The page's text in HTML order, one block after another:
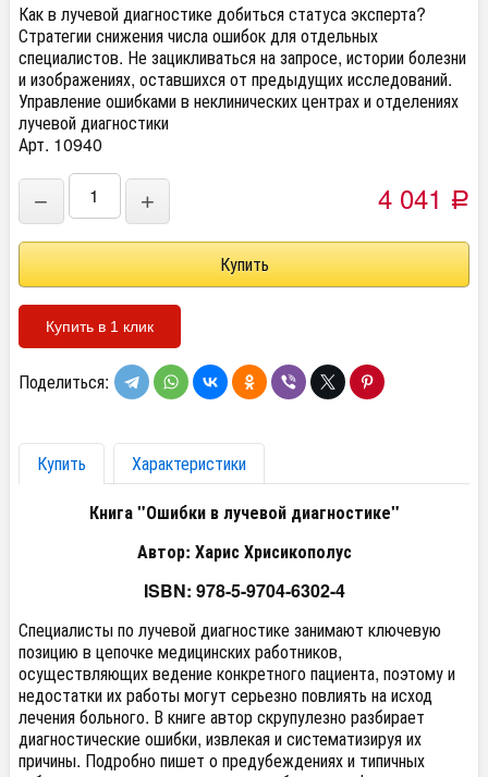
Как в лучевой диагностике добиться статуса эксперта?
Стратегии снижения числа ошибок для отдельных
специалистов. Не зацикливаться на запросе, истории болезни
и изображениях, оставшихся от предыдущих исследований.
Управление ошибками в неклинических центрах и отделениях
лучевой диагностики
Арт. 10940
− + 4 041 Р
Купить в 1 клик
Поделиться:
Купить
Характеристики
Книга "Ошибки в лучевой диагностике"
Автор: Харис Хрисикополус
ISBN: 978-5-9704-6302-4
Специалисты по лучевой диагностике занимают ключевую
позицию в цепочке медицинских работников,
осуществляющих ведение конкретного пациента, поэтому и
недостатки их работы могут серьезно повлиять на исход
лечения больного. В книге автор скрупулезно разбирает
диагностические ошибки, извлекая и систематизируя их
причины. Подробно пишет о предубеждениях и типичных